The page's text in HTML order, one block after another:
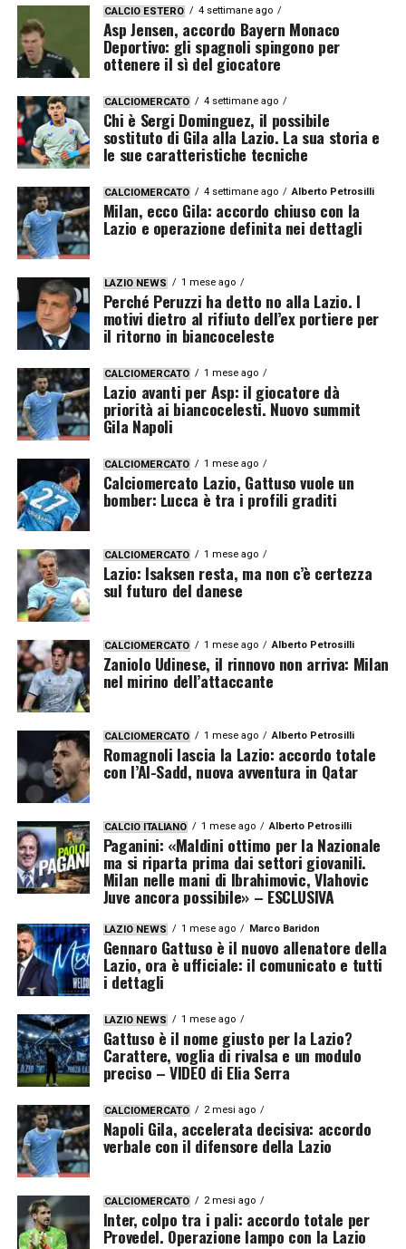
CALCIO ESTERO 4 settimane ago
Asp Jensen, accordo Bayern Monaco
Deportivo: gli spagnoli spingono per
ottenere il sì del giocatore
CALCIOMERCATO 4 settimane ago
Chi è Sergi Dominguez, il possibile
sostituto di Gila alla Lazio. La sua storia e
le sue caratteristiche tecniche
CALCIOMERCATO 4 settimane ago Alberto Petrosilli
Milan, ecco Gila: accordo chiuso con la
Lazio e operazione definita nei dettagli
LAZIO NEWS 1 mese ago
Perché Peruzzi ha detto no alla Lazio. I
motivi dietro al rifiuto dell’ex portiere per
il ritorno in biancoceleste
CALCIOMERCATO 1 mese ago
Lazio avanti per Asp: il giocatore dà
priorità ai biancocelesti. Nuovo summit
Gila Napoli
CALCIOMERCATO 1 mese ago
Calciomercato Lazio, Gattuso vuole un
bomber: Lucca è tra i profili graditi
CALCIOMERCATO 1 mese ago
Lazio: Isaksen resta, ma non c’è certezza
sul futuro del danese
CALCIOMERCATO 1 mese ago Alberto Petrosilli
Zaniolo Udinese, il rinnovo non arriva: Milan
nel mirino dell’attaccante
CALCIOMERCATO 1 mese ago Alberto Petrosilli
Romagnoli lascia la Lazio: accordo totale
con l’Al-Sadd, nuova avventura in Qatar
CALCIO ITALIANO 1 mese ago Alberto Petrosilli
Paganini: «Maldini ottimo per la Nazionale
ma si riparta prima dai settori giovanili.
Milan nelle mani di Ibrahimovic, Vlahovic
Juve ancora possibile» – ESCLUSIVA
LAZIO NEWS 1 mese ago Marco Baridon
Gennaro Gattuso è il nuovo allenatore della
Lazio, ora è ufficiale: il comunicato e tutti
i dettagli
LAZIO NEWS 1 mese ago
Gattuso è il nome giusto per la Lazio?
Carattere, voglia di rivalsa e un modulo
preciso – VIDEO di Elia Serra
CALCIOMERCATO 2 mesi ago
Napoli Gila, accelerata decisiva: accordo
verbale con il difensore della Lazio
CALCIOMERCATO 2 mesi ago
Inter, colpo tra i pali: accordo totale per
Provedel. Operazione lampo con la Lazio